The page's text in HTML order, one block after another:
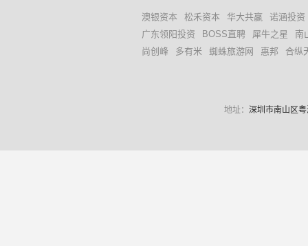
澳银资本 松禾资本 华大共赢
诺涵投资
广东领阳投资
BOSS直聘 犀牛之星
南
尚创峰
多有米 蜘蛛旅游网 惠邦 合纵
地址： 深圳市南山区